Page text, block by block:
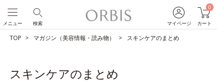
マイページ
0
カート
検索
メニュー
TOP マガジン（美容情報・読み物） スキンケアのまとめ
スキンケアのまとめ